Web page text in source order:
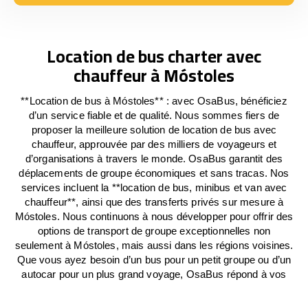
Location de bus charter avec
chauffeur à Móstoles
**Location de bus à Móstoles** : avec OsaBus, bénéficiez
d’un service fiable et de qualité. Nous sommes fiers de
proposer la meilleure solution de location de bus avec
chauffeur, approuvée par des milliers de voyageurs et
d’organisations à travers le monde. OsaBus garantit des
déplacements de groupe économiques et sans tracas. Nos
services incluent la **location de bus, minibus et van avec
chauffeur**, ainsi que des transferts privés sur mesure à
Móstoles. Nous continuons à nous développer pour offrir des
options de transport de groupe exceptionnelles non
seulement à Móstoles, mais aussi dans les régions voisines.
Que vous ayez besoin d’un bus pour un petit groupe ou d’un
autocar pour un plus grand voyage, OsaBus répond à vos